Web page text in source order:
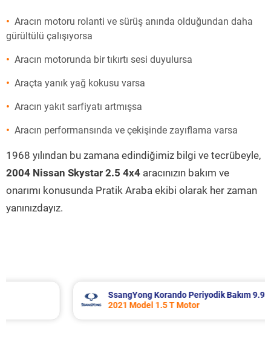
Aracın motoru rolanti ve sürüş anında olduğundan daha
gürültülü çalışıyorsa
Aracın motorunda bir tıkırtı sesi duyulursa
Araçta yanık yağ kokusu varsa
Aracın yakıt sarfiyatı artmışsa
Aracın performansında ve çekişinde zayıflama varsa
1968 yılından bu zamana edindiğimiz bilgi ve tecrübeyle,
2004 Nissan Skystar 2.5 4x4 aracınızın bakım ve
onarımı konusunda Pratik Araba ekibi olarak her zaman
yanınızdayız.
SsangYong Korando Periyodik Bakım 9.937 TL
2021 Model 1.5 T Motor